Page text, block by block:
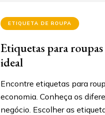
ETIQUETA DE ROUPA
Etiquetas para
ideal
Encontre etiquetas para
economia. Conheça os
negócio. Escolher as